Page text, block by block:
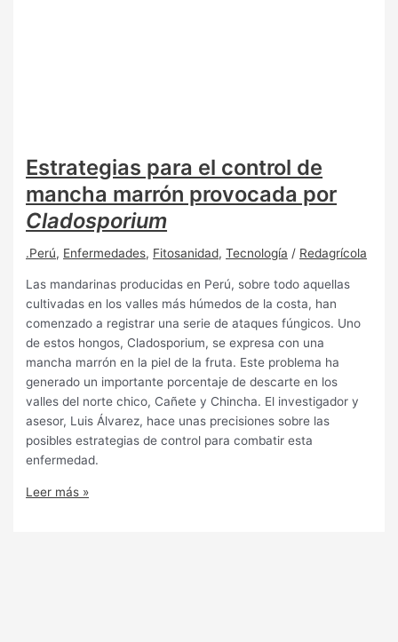
Estrategias para el control de
mancha marrón provocada por
Cladosporium
.Perú, Enfermedades, Fitosanidad,Tecnología / Redagrícola
Las mandarinas producidas en Perú, sobre todo aquellas
cultivadas en los valles más húmedos de la costa, han
comenzado a registrar una serie de ataques fúngicos. Uno
de estos hongos, Cladosporium, se expresa con una
mancha marrón en la piel de la fruta. Este problema ha
generado un importante porcentaje de descarte en los
valles del norte chico, Cañete y Chincha. El investigador y
asesor, Luis Álvarez, hace unas precisiones sobre las
posibles estrategias de control para combatir esta
enfermedad.
Leer más »